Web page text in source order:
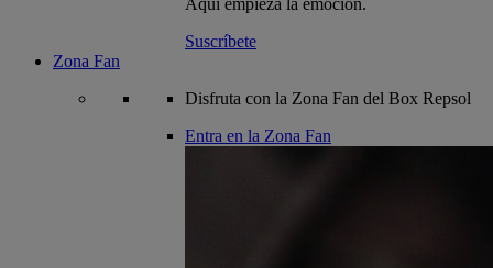
Aquí empieza la emoción.
Suscríbete
Zona Fan
Disfruta con la Zona Fan del Box Repsol
Entra en la Zona Fan